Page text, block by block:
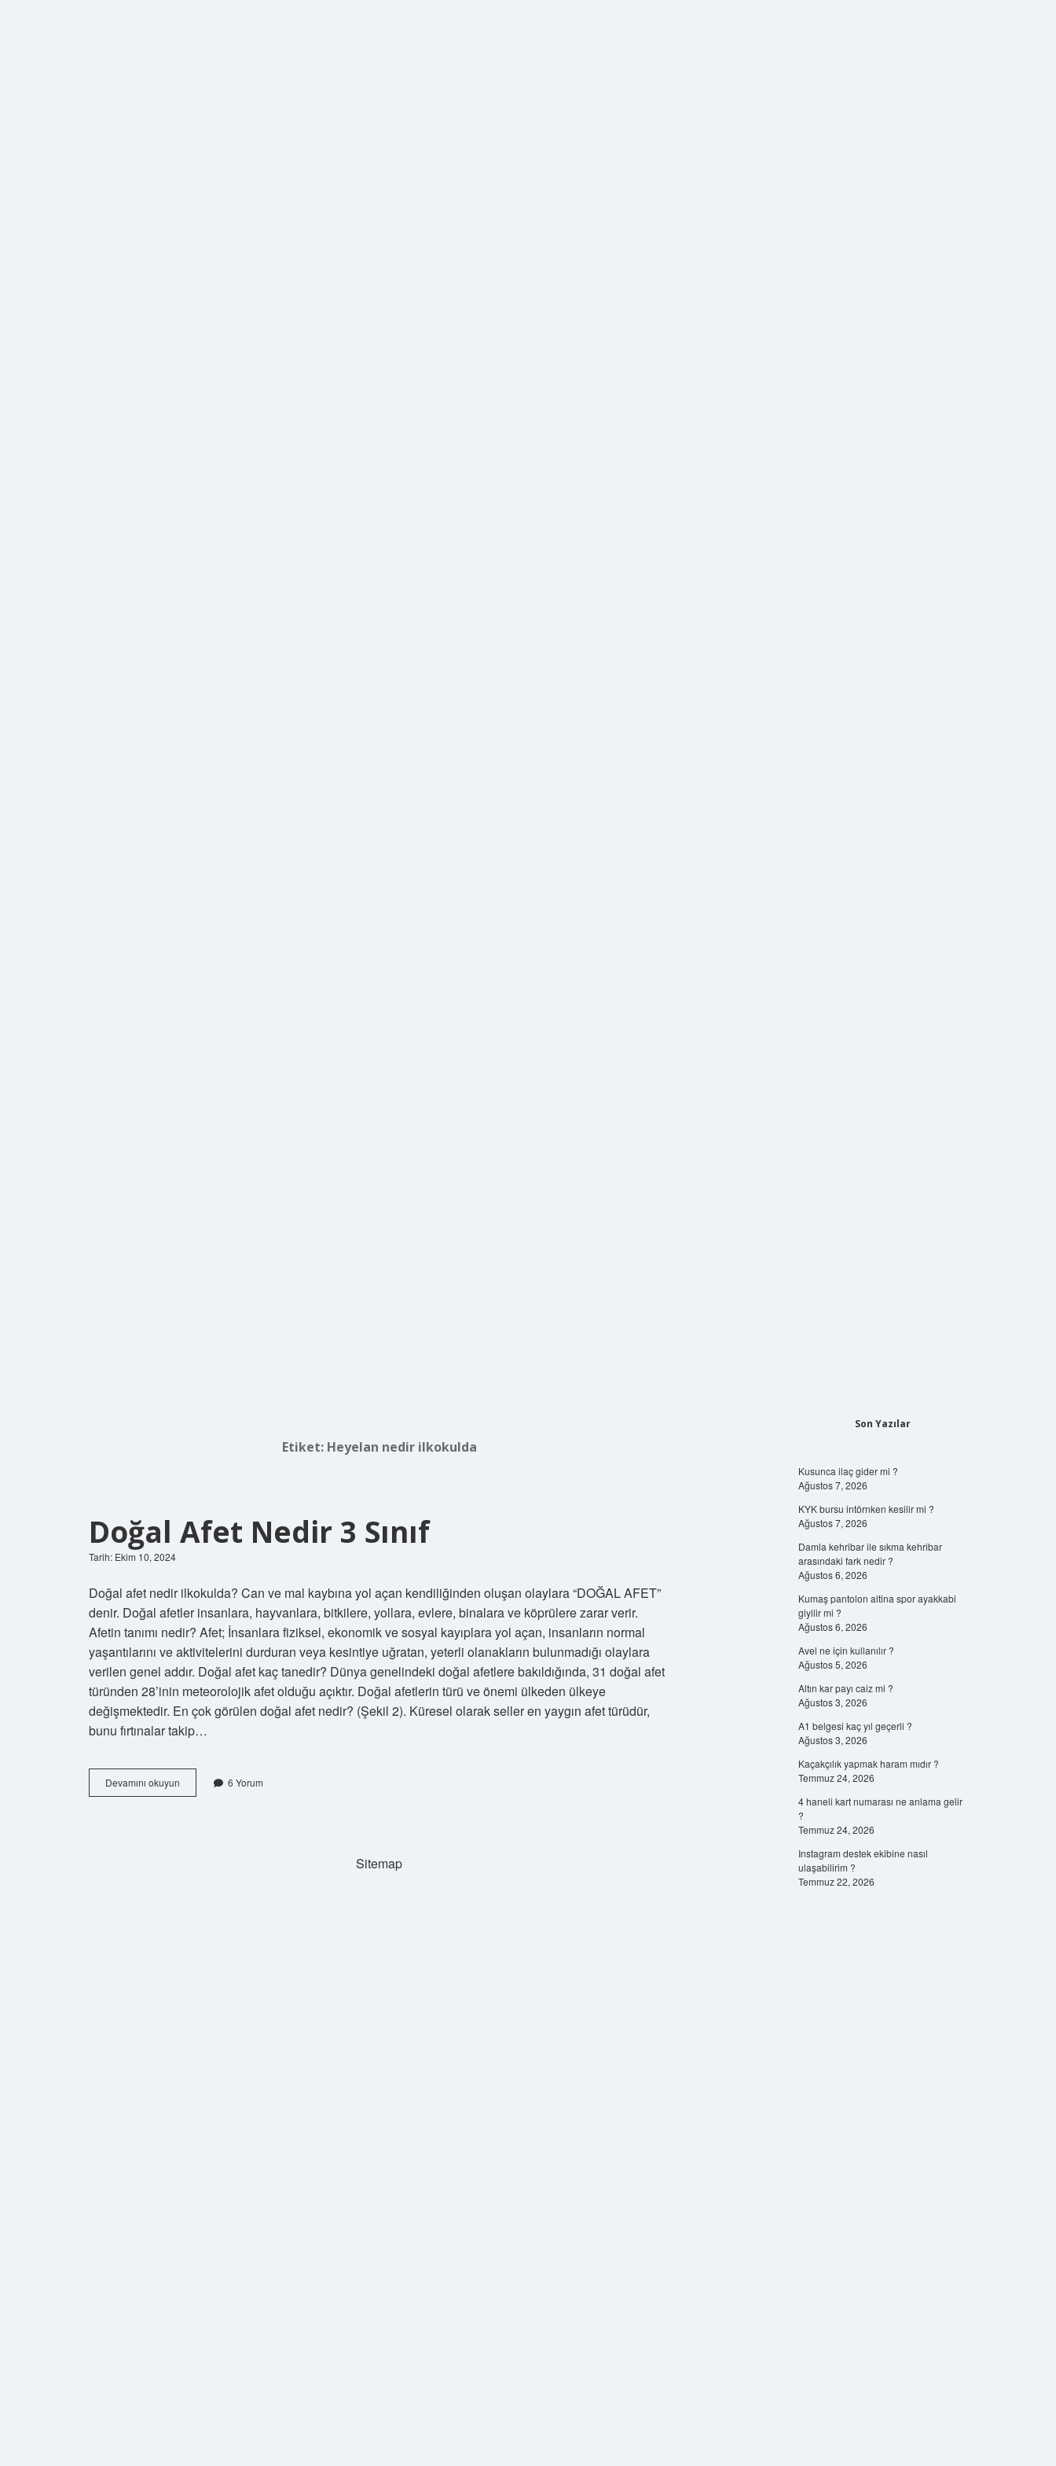
Etiket: Heyelan nedir ilkokulda
Doğal Afet Nedir 3 Sınıf
Tarih: Ekim 10, 2024
Doğal afet nedir ilkokulda? Can ve mal kaybına yol açan kendiliğinden oluşan olaylara “DOĞAL AFET”
denir. Doğal afetler insanlara, hayvanlara, bitkilere, yollara, evlere, binalara ve köprülere zarar verir.
Afetin tanımı nedir? Afet; İnsanlara fiziksel, ekonomik ve sosyal kayıplara yol açan, insanların normal
yaşantılarını ve aktivitelerini durduran veya kesintiye uğratan, yeterli olanakların bulunmadığı olaylara
verilen genel addır. Doğal afet kaç tanedir? Dünya genelindeki doğal afetlere bakıldığında, 31 doğal afet
türünden 28’inin meteorolojik afet olduğu açıktır. Doğal afetlerin türü ve önemi ülkeden ülkeye
değişmektedir. En çok görülen doğal afet nedir? (Şekil 2). Küresel olarak seller en yaygın afet türüdür,
bunu fırtınalar takip…
Devamını okuyun
Afet
6 Yorum
Sitemap
Son Yazılar
Kusunca ilaç gider mi ?
Ağustos 7, 2026
KYK bursu intörnken kesilir mi ?
Ağustos 7, 2026
Damla kehribar ile sıkma kehribar
arasındaki fark nedir ?
Ağustos 6, 2026
Kumaş pantolon altina spor ayakkabi
giyilir mi ?
Ağustos 6, 2026
Avel ne için kullanılır ?
Ağustos 5, 2026
Altın kar payı caiz mi ?
Ağustos 3, 2026
A1 belgesi kaç yıl geçerli ?
Ağustos 3, 2026
Kaçakçılık yapmak haram mıdır ?
Temmuz 24, 2026
4 haneli kart numarası ne anlama gelir
?
Temmuz 24, 2026
Instagram destek ekibine nasıl
ulaşabilirim ?
Temmuz 22, 2026